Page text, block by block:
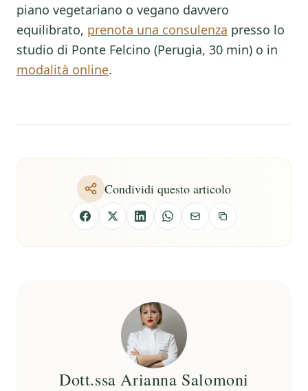
piano vegetariano o vegano davvero
equilibrato, prenota una consulenza presso lo
studio di Ponte Felcino (Perugia, 30 min) o in
modalità online.
Condividi questo articolo
Dott.ssa Arianna Salomoni